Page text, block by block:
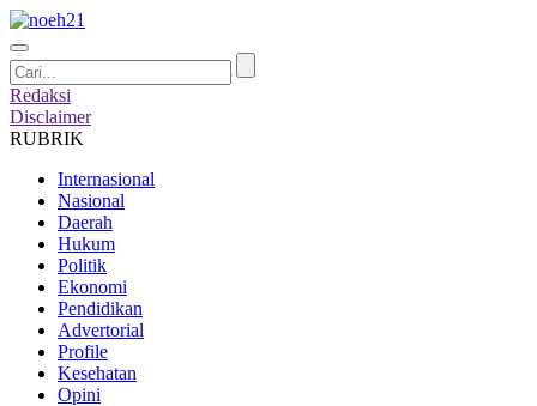
Redaksi
Disclaimer
RUBRIK
Internasional
Nasional
Daerah
Hukum
Politik
Ekonomi
Pendidikan
Advertorial
Profile
Kesehatan
Opini